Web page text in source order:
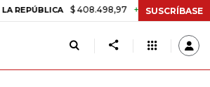
$ 408.498,97 +$ 8.753,81 +2,19%
SUSCRÍBASE